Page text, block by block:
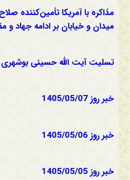
مذاکره با آمریکا تأمین‌کننده
میدان و خیابان بر ادامه جهاد و
تسلیت آیت الله حسینی بوشهری
خبر روز 1405/05/07
خبر روز 1405/05/06
خبر روز 1405/05/05